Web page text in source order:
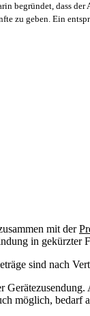
begründet, dass
zu geben. Ein
mit der
in gekürzter
sind nach
möglich, bedarf